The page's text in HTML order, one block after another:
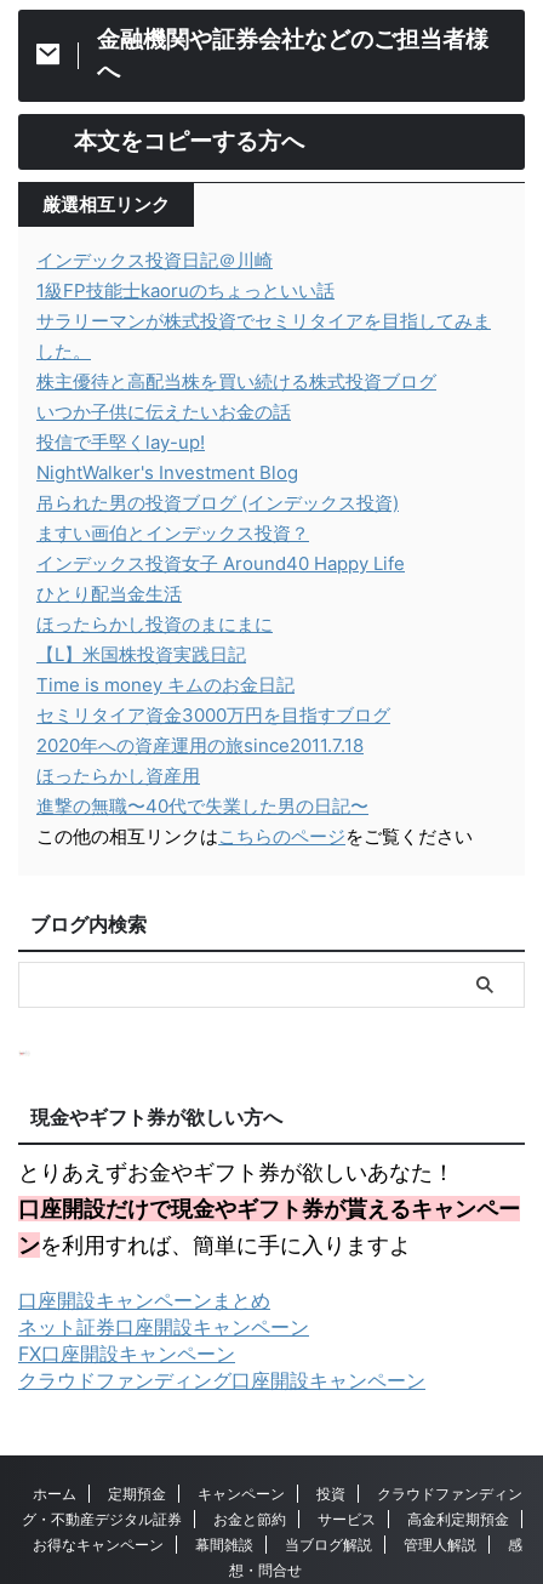
金融機関や証券会社などのご担当者様
へ
本文をコピーする方へ
厳選相互リンク
インデックス投資日記＠川崎
1級FP技能士kaoruのちょっといい話
サラリーマンが株式投資でセミリタイアを目指してみま
した。
株主優待と高配当株を買い続ける株式投資ブログ
いつか子供に伝えたいお金の話
投信で手堅くlay-up!
NightWalker's Investment Blog
吊られた男の投資ブログ (インデックス投資)
ますい画伯とインデックス投資？
インデックス投資女子 Around40 Happy Life
ひとり配当金生活
ほったらかし投資のまにまに
【L】米国株投資実践日記
Time is money キムのお金日記
セミリタイア資金3000万円を目指すブログ
2020年への資産運用の旅since2011.7.18
ほったらかし資産用
進撃の無職〜40代で失業した男の日記〜
この他の相互リンクはこちらのページをご覧ください
ブログ内検索
現金やギフト券が欲しい方へ
とりあえずお金やギフト券が欲しいあなた！
口座開設だけで現金やギフト券が貰えるキャンペー
ンを利用すれば、簡単に手に入りますよ
口座開設キャンペーンまとめ
ネット証券口座開設キャンペーン
FX口座開設キャンペーン
クラウドファンディング口座開設キャンペーン
ホーム 定期預金 キャンペーン 投資
クラウドファンディン
グ・不動産デジタル証券
お金と節約 サービス
高金利定期預金
お得なキャンペーン
幕間雑談 当ブログ解説 管理人解説
感
想・問合せ